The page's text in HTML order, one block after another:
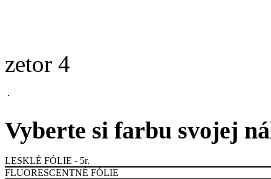
zetor 4
Vyberte si farbu svojej
LESKLÉ FÓLIE - 5r.
FLUORESCENTNÉ FÓLIE